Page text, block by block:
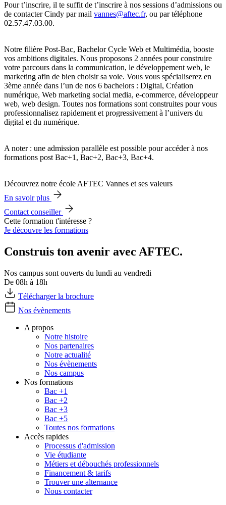
Pour t’inscrire, il te suffit de t’inscrire à nos sessions d’admissions ou
de contacter Cindy par mail vannes@aftec.fr, ou par téléphone
02.57.47.03.00.
Notre filière Post-Bac, Bachelor Cycle Web et Multimédia, booste
vos ambitions digitales. Nous proposons 2 années pour construire
votre parcours dans la communication, le développement web, le
marketing afin de bien choisir sa voie. Vous vous spécialiserez en
3ème année dans l’un de nos 6 bachelors : Digital, Création
numérique, Web marketing social media, e-commerce, développeur
web, web design. Toutes nos formations sont construites pour vous
professionnalisez rapidement et progressivement à l’univers du
digital et du numérique.
A noter : une admission parallèle est possible pour accéder à nos
formations post Bac+1, Bac+2, Bac+3, Bac+4.
Découvrez notre école AFTEC Vannes et ses valeurs
En savoir plus
Contact conseiller
Cette formation t'intéresse ?
Je découvre les formations
Construis ton avenir avec AFTEC.
Nos campus sont ouverts du lundi au vendredi
De 08h à 18h
Télécharger la brochure
Nos évènements
A propos
Notre histoire
Nos partenaires
Notre actualité
Nos évènements
Nos campus
Nos formations
Bac +1
Bac +2
Bac +3
Bac +5
Toutes nos formations
Accès rapides
Processus d'admission
Vie étudiante
Métiers et débouchés professionnels
Financement & tarifs
Trouver une alternance
Nous contacter